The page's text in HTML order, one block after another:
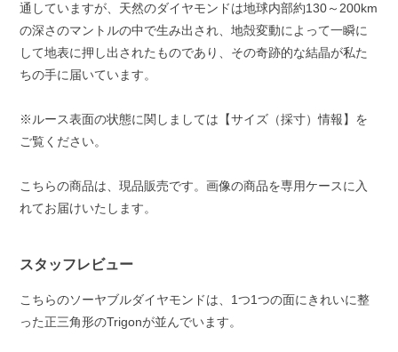
通していますが、天然のダイヤモンドは地球内部約130～200km
の深さのマントルの中で生み出され、地殻変動によって一瞬に
して地表に押し出されたものであり、その奇跡的な結晶が私た
ちの手に届いています。
※ルース表面の状態に関しましては【サイズ（採寸）情報】を
ご覧ください。
こちらの商品は、現品販売です。画像の商品を専用ケースに入
れてお届けいたします。
スタッフレビュー
こちらのソーヤブルダイヤモンドは、1つ1つの面にきれいに整
った正三角形のTrigonが並んでいます。